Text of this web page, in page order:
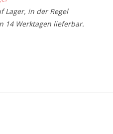
Lager, in der Regel
14 Werktagen lieferbar.